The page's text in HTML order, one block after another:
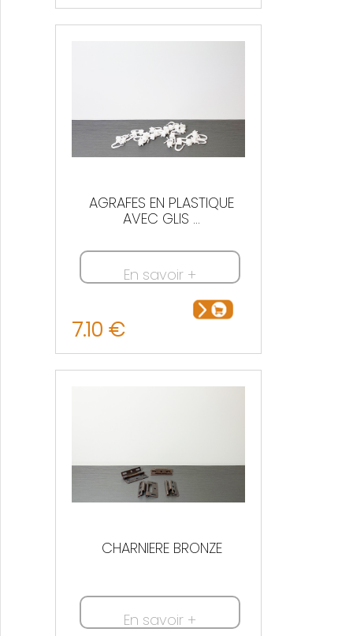
AGRAFES EN PLASTIQUE
AVEC GLIS ...
En savoir +
7.10 €
CHARNIERE BRONZE
En savoir +